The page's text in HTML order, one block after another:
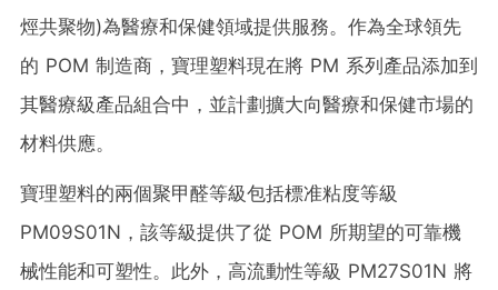
烴共聚物)為醫療和保健領域提供服務。作為全球領先
的 POM 制造商，寶理塑料現在將 PM 系列產品添加到
其醫療級產品組合中，並計劃擴大向醫療和保健市場的
材料供應。
寶理塑料的兩個聚甲醛等級包括標准粘度等級
PM09S01N，該等級提供了從 POM 所期望的可靠機
械性能和可塑性。此外，高流動性等級 PM27S01N 將